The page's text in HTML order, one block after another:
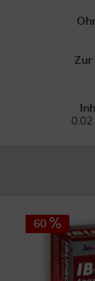
Zur
0.02
60